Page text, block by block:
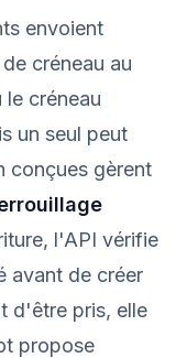
envoient
créneau au
créneau
un seul peut
conçues gèrent
l'API vérifie
avant de créer
d'être pris, elle
propose